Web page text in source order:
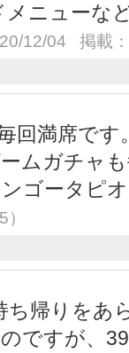
メニューな
12/04 掲載
回満席で
ムガチャ
ゴータピ
ち帰りをあ
ですが、